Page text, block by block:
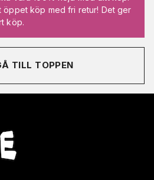
öppet köp med fri retur! Det ger
köp.
TILL TOPPEN